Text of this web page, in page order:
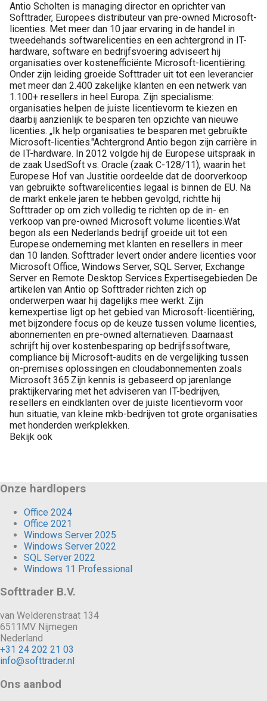
Antio Scholten is managing director en oprichter van
Softtrader, Europees distributeur van pre-owned Microsoft-
licenties. Met meer dan 10 jaar ervaring in de handel in
tweedehands softwarelicenties en een achtergrond in IT-
hardware, software en bedrijfsvoering adviseert hij
organisaties over kostenefficiënte Microsoft-licentiëring.
Onder zijn leiding groeide Softtrader uit tot een leverancier
met meer dan 2.400 zakelijke klanten en een netwerk van
1.100+ resellers in heel Europa. Zijn specialisme:
organisaties helpen de juiste licentievorm te kiezen en
daarbij aanzienlijk te besparen ten opzichte van nieuwe
licenties. „Ik help organisaties te besparen met gebruikte
Microsoft-licenties."Achtergrond Antio begon zijn carrière in
de IT-hardware. In 2012 volgde hij de Europese uitspraak in
de zaak UsedSoft vs. Oracle (zaak C-128/11), waarin het
Europese Hof van Justitie oordeelde dat de doorverkoop
van gebruikte softwarelicenties legaal is binnen de EU. Na
de markt enkele jaren te hebben gevolgd, richtte hij
Softtrader op om zich volledig te richten op de in- en
verkoop van pre-owned Microsoft volume licenties.Wat
begon als een Nederlands bedrijf groeide uit tot een
Europese onderneming met klanten en resellers in meer
dan 10 landen. Softtrader levert onder andere licenties voor
Microsoft Office, Windows Server, SQL Server, Exchange
Server en Remote Desktop Services.Expertisegebieden De
artikelen van Antio op Softtrader richten zich op
onderwerpen waar hij dagelijks mee werkt. Zijn
kernexpertise ligt op het gebied van Microsoft-licentiëring,
met bijzondere focus op de keuze tussen volume licenties,
abonnementen en pre-owned alternatieven. Daarnaast
schrijft hij over kostenbesparing op bedrijfssoftware,
compliance bij Microsoft-audits en de vergelijking tussen
on-premises oplossingen en cloudabonnementen zoals
Microsoft 365.Zijn kennis is gebaseerd op jarenlange
praktijkervaring met het adviseren van IT-bedrijven,
resellers en eindklanten over de juiste licentievorm voor
hun situatie, van kleine mkb-bedrijven tot grote organisaties
met honderden werkplekken.
Bekijk ook
Onze hardlopers
Office 2024
Office 2021
Windows Server 2025
Windows Server 2022
SQL Server 2022
Windows 11 Professional
Softtrader B.V.
van Welderenstraat 134
6511MV Nijmegen
Nederland
+31 24 202 21 03
info@softtrader.nl
Ons aanbod